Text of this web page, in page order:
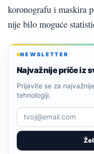
koronografu i maskira
nije bilo moguće
NEWSLETTER
Najvažnije priče iz
Prijavite se za
tehnologiji.